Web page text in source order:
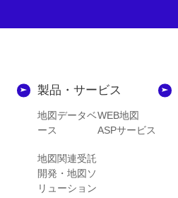
製品・サービス
地図データベ
ース
WEB地図
ASPサービス
地図関連受託
開発・地図ソ
リューション